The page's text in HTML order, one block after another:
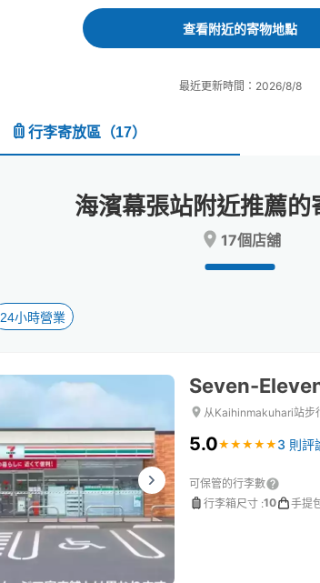
to
the
the
查看附近的寄物地點
最近更新時間：2026/8/8
行李寄放區 （17）
海濱幕張站附近推薦的
17個店舖
24小時營業
Seven-
从Kaihinmakuhari站步
5.0★ ★ ★ ★ ★
★ ★ ★ ★ ★ 3 則評
可保管的行李數
行李箱尺寸 :10 手提